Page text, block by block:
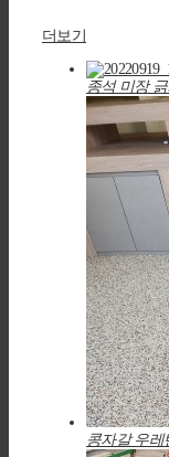
더보기
종석 미장
콩자갈 우레